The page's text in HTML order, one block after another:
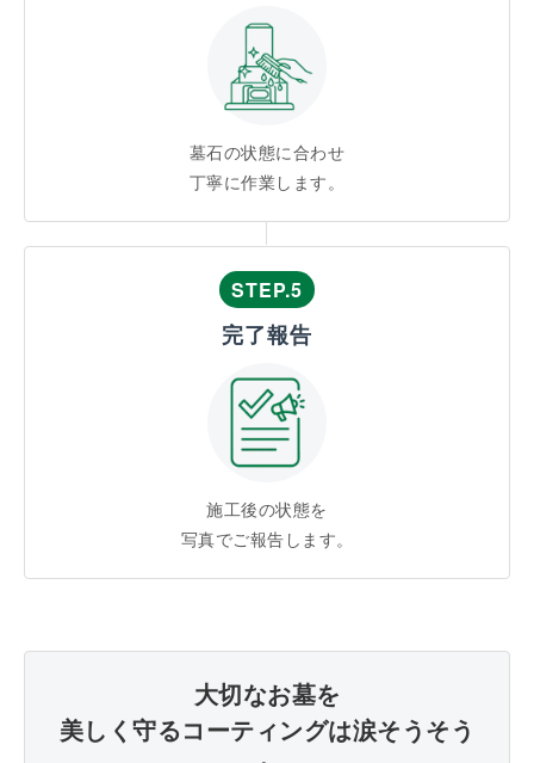
墓石の状態に合わせ
丁寧に作業します。
STEP.5
完了報告
施工後の状態を
写真でご報告します。
大切なお墓を
美しく守るコーティングは涙そうそう